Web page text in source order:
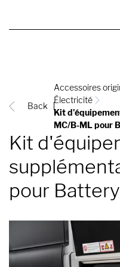
Back
Accessoires
Électricité
Kit
MC/B-ML pour
Kit
pour